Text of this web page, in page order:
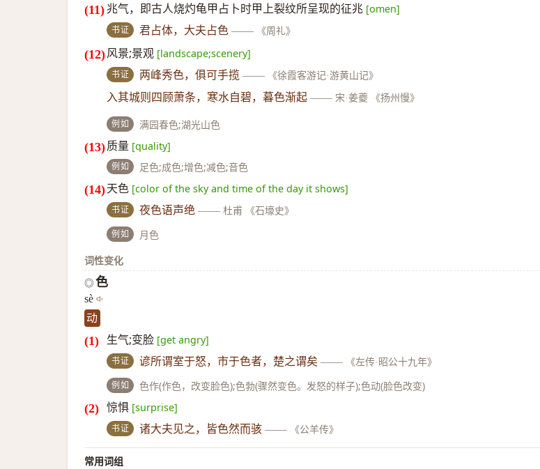
兆气，即古人烧灼龟甲占卜时甲上裂纹所呈现的征兆 [omen]
书证 君占体，大夫占色 —— 《周礼》
风景;景观 [landscape;scenery]
书证 两峰秀色，俱可手揽 —— 《徐霞客游记·游黄山记》
入其城则四顾萧条，寒水自碧，暮色渐起 —— 宋·姜夔 《扬州慢》
例如 满园春色;湖光山色
质量 [quality]
例如 足色;成色;增色;减色;音色
天色 [color of the sky and time of the day it shows]
书证 夜色语声绝 —— 杜甫 《石壕史》
例如
月色
词性变化
◎ 色
sè
动
生气;变脸 [get angry]
书证 谚所谓室于怒，市于色者，楚之谓矣 —— 《左传·昭公十九年》
例如 色作(作色，改变脸色);色勃(骤然变色。发怒的样子);色动(脸色改变)
惊惧 [surprise]
书证 诸大夫见之，皆色然而骇 —— 《公羊传》
常用词组